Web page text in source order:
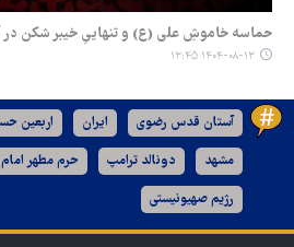
حماسه خاموشِ علی (ع) و تنهاییِ خیبر شکن در
۱۴۰۴-۰۸-۱۳ ۱۳:۴۵
آستان قدس رضوی ایران اربعین
مشهد دونالد ترامپ حرم مطهر
رژیم صهیونیستی